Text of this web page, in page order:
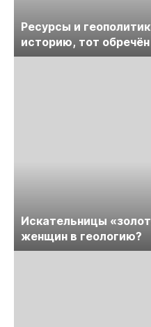
Ресурсы и
историю, тот
Искательницы
женщин в геологию?